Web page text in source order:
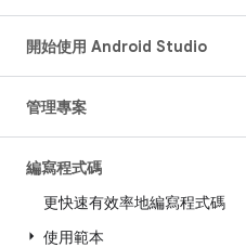
開始使用 Android Studio
管理專案
編寫程式碼
更快速有效率地編寫程式碼
使用範本